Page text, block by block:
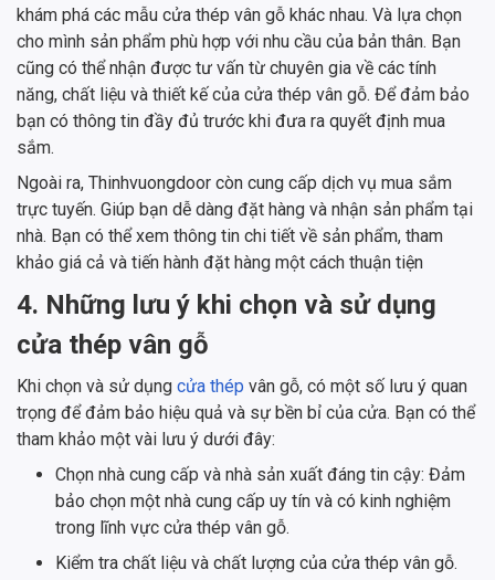
khám phá các mẫu cửa thép vân gỗ khác nhau. Và lựa chọn
cho mình sản phẩm phù hợp với nhu cầu của bản thân. Bạn
cũng có thể nhận được tư vấn từ chuyên gia về các tính
năng, chất liệu và thiết kế của cửa thép vân gỗ. Để đảm bảo
bạn có thông tin đầy đủ trước khi đưa ra quyết định mua
sắm.
Ngoài ra, Thinhvuongdoor còn cung cấp dịch vụ mua sắm
trực tuyến. Giúp bạn dễ dàng đặt hàng và nhận sản phẩm tại
nhà. Bạn có thể xem thông tin chi tiết về sản phẩm, tham
khảo giá cả và tiến hành đặt hàng một cách thuận tiện
4. Những lưu ý khi chọn và sử dụng
cửa thép vân gỗ
Khi chọn và sử dụng cửa thép vân gỗ, có một số lưu ý quan
trọng để đảm bảo hiệu quả và sự bền bỉ của cửa. Bạn có thể
tham khảo một vài lưu ý dưới đây:
Chọn nhà cung cấp và nhà sản xuất đáng tin cậy: Đảm
bảo chọn một nhà cung cấp uy tín và có kinh nghiệm
trong lĩnh vực cửa thép vân gỗ.
Kiểm tra chất liệu và chất lượng của cửa thép vân gỗ.